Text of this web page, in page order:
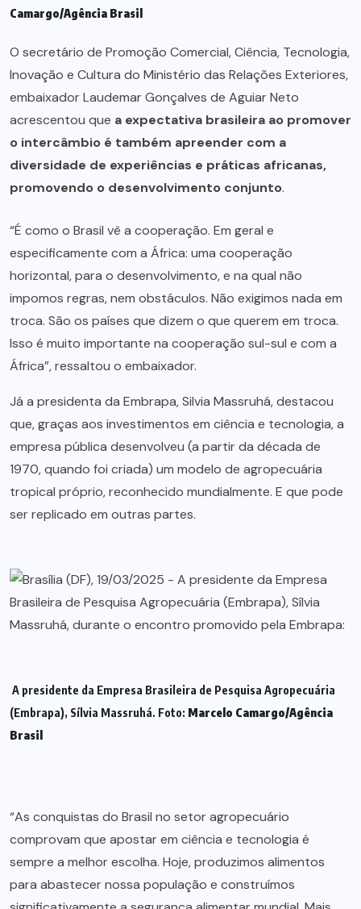
Camargo/Agência Brasil
O secretário de Promoção Comercial, Ciência, Tecnologia,
Inovação e Cultura do Ministério das Relações Exteriores,
embaixador Laudemar Gonçalves de Aguiar Neto
acrescentou que a expectativa brasileira ao promover
o intercâmbio é também apreender com a
diversidade de experiências e práticas africanas,
promovendo o desenvolvimento conjunto.
“É como o Brasil vê a cooperação. Em geral e
especificamente com a África: uma cooperação
horizontal, para o desenvolvimento, e na qual não
impomos regras, nem obstáculos. Não exigimos nada em
troca. São os países que dizem o que querem em troca.
Isso é muito importante na cooperação sul-sul e com a
África”, ressaltou o embaixador.
Já a presidenta da Embrapa, Silvia Massruhá, destacou
que, graças aos investimentos em ciência e tecnologia, a
empresa pública desenvolveu (a partir da década de
1970, quando foi criada) um modelo de agropecuária
tropical próprio, reconhecido mundialmente. E que pode
ser replicado em outras partes.
A presidente da Empresa Brasileira de Pesquisa Agropecuária
(Embrapa), Sílvia Massruhá. Foto: Marcelo Camargo/Agência
Brasil
“As conquistas do Brasil no setor agropecuário
comprovam que apostar em ciência e tecnologia é
sempre a melhor escolha. Hoje, produzimos alimentos
para abastecer nossa população e construímos